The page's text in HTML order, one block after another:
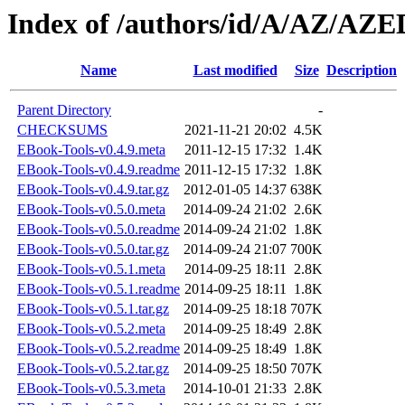
Index of /authors/id/A/AZ/
Name Last modified Size Description
Parent Directory
-
CHECKSUMS
2021-11-21 20:02 4.5K
EBook-Tools-v0.4.9.meta
2011-12-15 17:32 1.4K
EBook-Tools-v0.4.9.readme 2011-12-15 17:32 1.8K
EBook-Tools-v0.4.9.tar.gz
2012-01-05 14:37 638K
EBook-Tools-v0.5.0.meta
2014-09-24 21:02 2.6K
EBook-Tools-v0.5.0.readme 2014-09-24 21:02 1.8K
EBook-Tools-v0.5.0.tar.gz
2014-09-24 21:07 700K
EBook-Tools-v0.5.1.meta
2014-09-25 18:11 2.8K
EBook-Tools-v0.5.1.readme 2014-09-25 18:11 1.8K
EBook-Tools-v0.5.1.tar.gz
2014-09-25 18:18 707K
EBook-Tools-v0.5.2.meta
2014-09-25 18:49 2.8K
EBook-Tools-v0.5.2.readme 2014-09-25 18:49 1.8K
EBook-Tools-v0.5.2.tar.gz
2014-09-25 18:50 707K
EBook-Tools-v0.5.3.meta
2014-10-01 21:33 2.8K